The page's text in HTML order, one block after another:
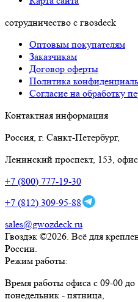
сотрудничество с гвозdeck
Оптовым покупателям
Заказчикам
Договор оферты
Политика
Согласие на обработку
Контактная информация
Россия, г. Санкт-Петербург,
Ленинский проспект, 153,
+7 (800) 777-19-30
+7 (812) 309-95-88
sales@gwozdeck.ru
Гвоздэк ©2026. Всё для
России.
Режим работы:
Время работы офиса с 09-00
понедельник - пятница,